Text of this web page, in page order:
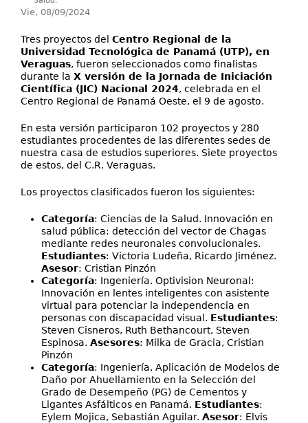
Vie, 08/09/2024
Tres proyectos del Centro Regional de la
Universidad Tecnológica de Panamá (UTP), en
Veraguas, fueron seleccionados como finalistas
durante la X versión de la Jornada de Iniciación
Científica (JIC) Nacional 2024, celebrada en el
Centro Regional de Panamá Oeste, el 9 de agosto.
En esta versión participaron 102 proyectos y 280
estudiantes procedentes de las diferentes sedes de
nuestra casa de estudios superiores. Siete proyectos
de estos, del C.R. Veraguas.
Los proyectos clasificados fueron los siguientes:
Categoría: Ciencias de la Salud. Innovación en
salud pública: detección del vector de Chagas
mediante redes neuronales convolucionales.
Estudiantes: Victoria Ludeña, Ricardo Jiménez.
Asesor: Cristian Pinzón
Categoría: Ingeniería. Optivision Neuronal:
Innovación en lentes inteligentes con asistente
virtual para potenciar la independencia en
personas con discapacidad visual. Estudiantes:
Steven Cisneros, Ruth Bethancourt, Steven
Espinosa. Asesores: Milka de Gracia, Cristian
Pinzón
Categoría: Ingeniería. Aplicación de Modelos de
Daño por Ahuellamiento en la Selección del
Grado de Desempeño (PG) de Cementos y
Ligantes Asfálticos en Panamá. Estudiantes:
Eylem Mojica, Sebastián Aguilar. Asesor: Elvis